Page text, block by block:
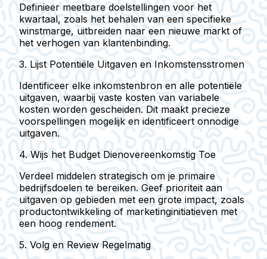
Definieer meetbare doelstellingen voor het
kwartaal, zoals het behalen van een specifieke
winstmarge, uitbreiden naar een nieuwe markt of
het verhogen van klantenbinding.
3. Lijst Potentiële Uitgaven en Inkomstensstromen
Identificeer elke inkomstenbron en alle potentiële
uitgaven, waarbij vaste kosten van variabele
kosten worden gescheiden. Dit maakt precieze
voorspellingen mogelijk en identificeert onnodige
uitgaven.
4. Wijs het Budget Dienovereenkomstig Toe
Verdeel middelen strategisch om je primaire
bedrijfsdoelen te bereiken. Geef prioriteit aan
uitgaven op gebieden met een grote impact, zoals
productontwikkeling of marketinginitiatieven met
een hoog rendement.
5. Volg en Review Regelmatig